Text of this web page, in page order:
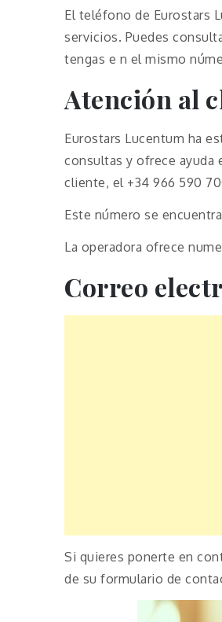
El teléfono de Eurostars
servicios. Puedes
tengas e n el mismo
Atención al
Eurostars Lucentum ha
consultas y ofrece ayuda
cliente, el +34 966 590
Este número se
La operadora ofrece
Correo
Si quieres ponerte en
de su formulario de